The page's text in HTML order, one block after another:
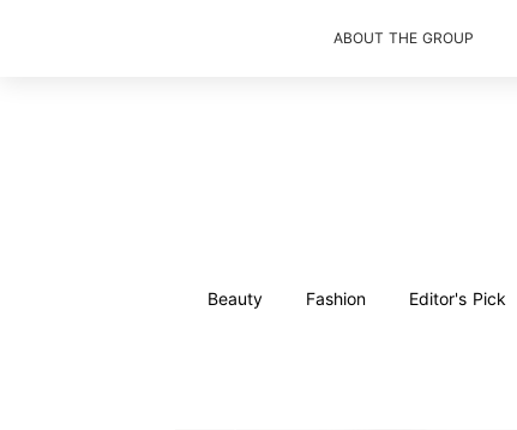
ABOUT THE GROUP
Beauty Fashion Editor's Pick